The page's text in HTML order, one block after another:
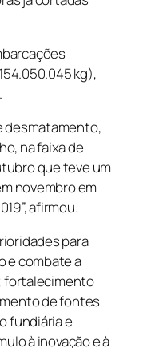
kg),
desmatamento,
na faixa de
que teve um
novembro em
afirmou.
para
e combate a
fortalecimento
de fontes
fundiária e
à inovação e à